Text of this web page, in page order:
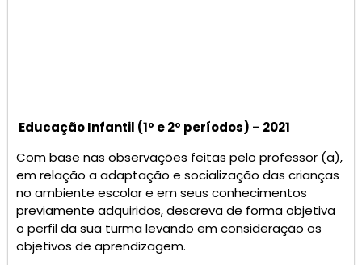
Educação Infantil (1º e 2º períodos) – 2021
Com base nas observações feitas pelo professor (a),
em relação a adaptação e socialização das crianças
no ambiente escolar e em seus conhecimentos
previamente adquiridos, descreva de forma objetiva
o perfil da sua turma levando em consideração os
objetivos de aprendizagem.